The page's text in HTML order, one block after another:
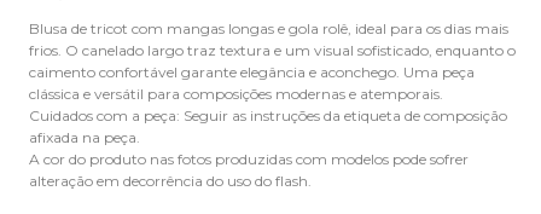
Blusa de tricot com mangas longas e gola rolê, ideal para os dias mais
frios. O canelado largo traz textura e um visual sofisticado, enquanto o
caimento confortável garante elegância e aconchego. Uma peça
clássica e versátil para composições modernas e atemporais.
Cuidados com a peça: Seguir as instruções da etiqueta de composição
afixada na peça.
A cor do produto nas fotos produzidas com modelos pode sofrer
alteração em decorrência do uso do flash.